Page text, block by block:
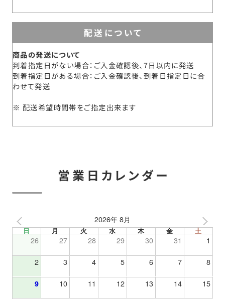
配送について
商品の発送について
到着指定日がない場合：ご入金確認後、7日以内に発送
到着指定日がある場合：ご入金確認後、到着日指定日に合
わせて発送
配送希望時間帯をご指定出来ます
営業日カレンダー
2026年 8月
日 月 火 水 木 金 土
26 27 28 29 30 31 1
2 3 4 5 6 7 8
9 10 11 12 13 14 15